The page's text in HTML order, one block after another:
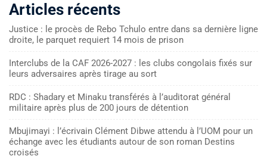
Articles récents
Justice : le procès de Rebo Tchulo entre dans sa dernière ligne
droite, le parquet requiert 14 mois de prison
Interclubs de la CAF 2026-2027 : les clubs congolais fixés sur
leurs adversaires après tirage au sort
RDC : Shadary et Minaku transférés à l’auditorat général
militaire après plus de 200 jours de détention
Mbujimayi : l’écrivain Clément Dibwe attendu à l’UOM pour un
échange avec les étudiants autour de son roman Destins
croisés